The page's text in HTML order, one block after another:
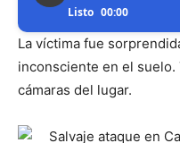
Listo 00:00
La víctima fue
inconsciente en el
cámaras del lugar.